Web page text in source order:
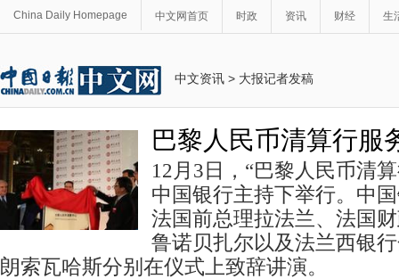
China Daily Homepage 中文网首页 时政 资讯 财经 生
中文资讯 > 大报记者发稿
巴黎人民币清算行服
12月3日，“巴黎人民币清
中国银行主持下举行。中
法国前总理拉法兰、法国
鲁诺贝扎尔以及法兰西银
朗索瓦哈斯分别在仪式上致辞讲演。